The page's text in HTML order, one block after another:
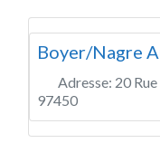
Boyer/Nagre
Adresse: 20
97450